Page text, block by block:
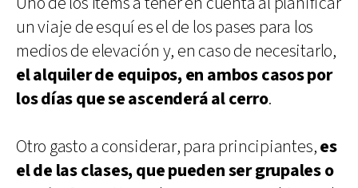
un viaje de esquí es el de los pases para los
medios de elevación y, en caso de necesitarlo,
el alquiler de equipos, en ambos casos por
los días que se ascenderá al cerro.
Otro gasto a considerar, para principiantes,es
el de las clases, que pueden ser grupales o